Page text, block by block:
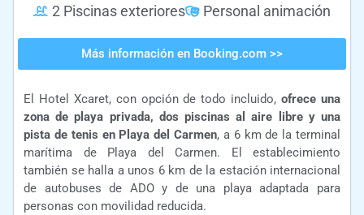
2 Piscinas exteriores
Personal animación
Más información en Booking.com >>
El Hotel Xcaret, con opción de todo incluido, ofrece una
zona de playa privada, dos piscinas al aire libre y una
pista de tenis en Playa del Carmen, a 6 km de la terminal
marítima de Playa del Carmen. El establecimiento
también se halla a unos 6 km de la estación internacional
de autobuses de ADO y de una playa adaptada para
personas con movilidad reducida.